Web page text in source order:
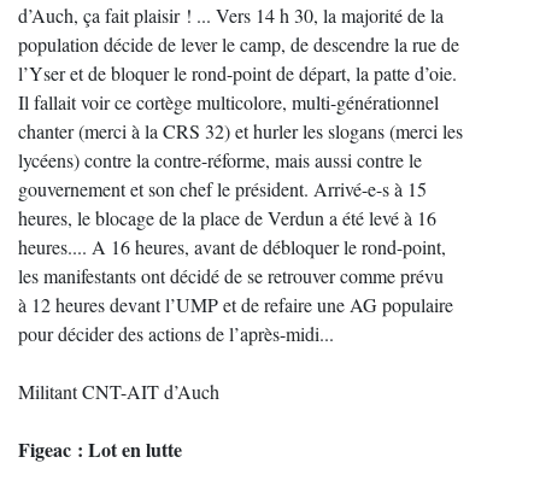
d’Auch, ça fait plaisir ! ... Vers 14 h 30, la majorité de la
population décide de lever le camp, de descendre la rue de
l’Yser et de bloquer le rond-point de départ, la patte d’oie.
Il fallait voir ce cortège multicolore, multi-générationnel
chanter (merci à la CRS 32) et hurler les slogans (merci les
lycéens) contre la contre-réforme, mais aussi contre le
gouvernement et son chef le président. Arrivé-e-s à 15
heures, le blocage de la place de Verdun a été levé à 16
heures.... A 16 heures, avant de débloquer le rond-point,
les manifestants ont décidé de se retrouver comme prévu
à 12 heures devant l’UMP et de refaire une AG populaire
pour décider des actions de l’après-midi...
Militant CNT-AIT d’Auch
Figeac : Lot en lutte